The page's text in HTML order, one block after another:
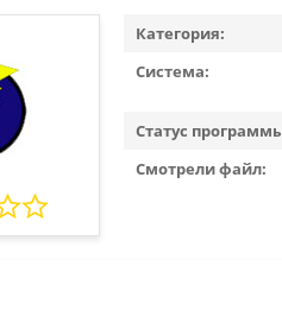
Категория:
Система:
Статус
Смотрели файл: